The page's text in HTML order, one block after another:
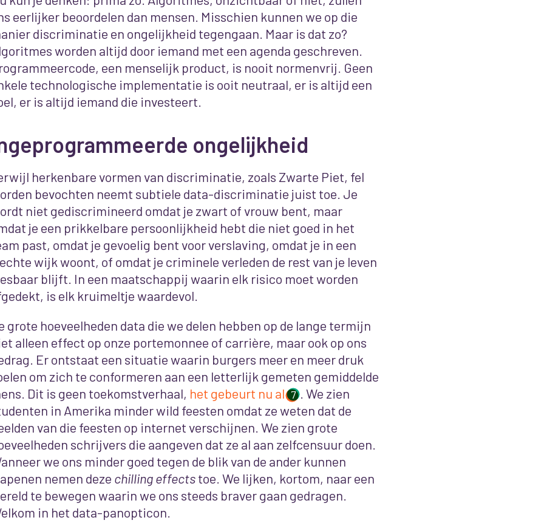
eerlijker beoordelen dan mensen. Misschien kunnen we op die
discriminatie en ongelijkheid tegengaan. Maar is dat zo?
worden altijd door iemand met een agenda geschreven.
een menselijk product, is nooit normenvrij. Geen
technologische implementatie is ooit neutraal, er is altijd een
er is altijd iemand die investeert.
ongelijkheid
herkenbare vormen van discriminatie, zoals Zwarte Piet, fel
bevochten neemt subtiele data-discriminatie juist toe. Je
niet gediscrimineerd omdat je zwart of vrouw bent, maar
je een prikkelbare persoonlijkheid hebt die niet goed in het
past, omdat je gevoelig bent voor verslaving, omdat je in een
wijk woont, of omdat je criminele verleden de rest van je leven
blijft. In een maatschappij waarin elk risico moet worden
is elk kruimeltje waardevol.
grote hoeveelheden data die we delen hebben op de lange termijn
alleen effect op onze portemonnee of carrière, maar ook op ons
Er ontstaat een situatie waarin burgers meer en meer druk
om zich te conformeren aan een letterlijk gemeten gemiddelde
Dit is geen toekomstverhaal, het gebeurt nu al 7 . We zien
in Amerika minder wild feesten omdat ze weten dat de
van die feesten op internet verschijnen. We zien grote
schrijvers die aangeven dat ze al aan zelfcensuur doen.
we ons minder goed tegen de blik van de ander kunnen
nemen deze chilling effectstoe. We lijken, kortom, naar een
te bewegen waarin we ons steeds braver gaan gedragen.
in het data-panopticon.